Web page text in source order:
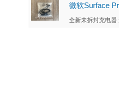
微软Surface
全新未拆封充电器